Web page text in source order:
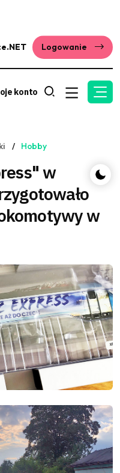
Logowanie
konto
Hobby
w
w